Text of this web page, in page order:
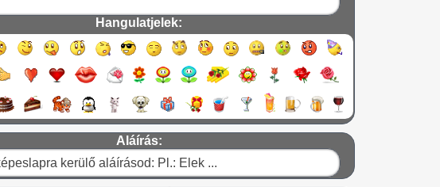
Hangulatjelek:
Aláírás: